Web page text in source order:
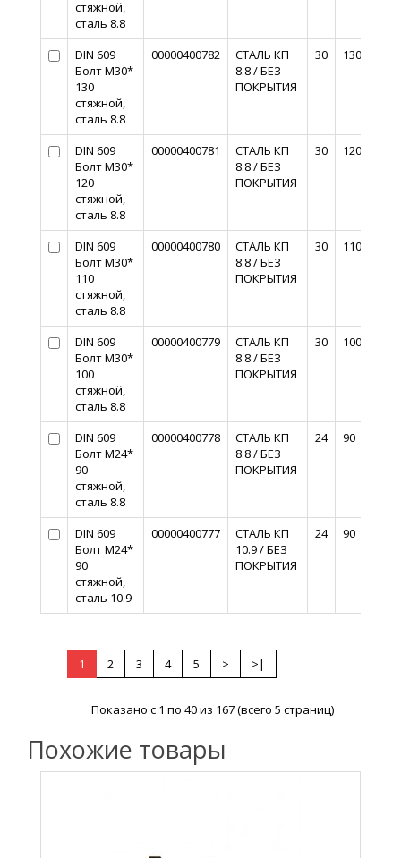
стяжной,
сталь 8.8
DIN 609
Болт М30*
130
стяжной,
сталь 8.8
00000400782
СТАЛЬ КП
8.8 / БЕЗ
ПОКРЫТИЯ
30 130
DIN 609
Болт М30*
120
стяжной,
сталь 8.8
00000400781
СТАЛЬ КП
8.8 / БЕЗ
ПОКРЫТИЯ
30 120
DIN 609
Болт М30*
110
стяжной,
сталь 8.8
00000400780
СТАЛЬ КП
8.8 / БЕЗ
ПОКРЫТИЯ
30 110
DIN 609
Болт М30*
100
стяжной,
сталь 8.8
00000400779
СТАЛЬ КП
8.8 / БЕЗ
ПОКРЫТИЯ
30 100
DIN 609
Болт М24*
90
стяжной,
сталь 8.8
00000400778
СТАЛЬ КП
8.8 / БЕЗ
ПОКРЫТИЯ
24 90
DIN 609
Болт М24*
90
стяжной,
сталь 10.9
00000400777
СТАЛЬ КП
10.9 / БЕЗ
ПОКРЫТИЯ
24 90
1 2 3 4 5 > >|
Показано с 1 по 40 из 167 (всего 5 страниц)
Похожие товары